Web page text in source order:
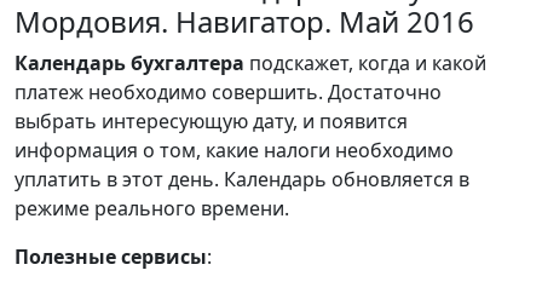
Мордовия. Навигатор. Май 2016
Календарьбухгалтера подскажет, когда и какой
платеж необходимо совершить. Достаточно
выбрать интересующую дату, и появится
информация о том, какие налоги необходимо
уплатить в этот день. Календарь обновляется в
режиме реального времени.
Полезные сервисы: